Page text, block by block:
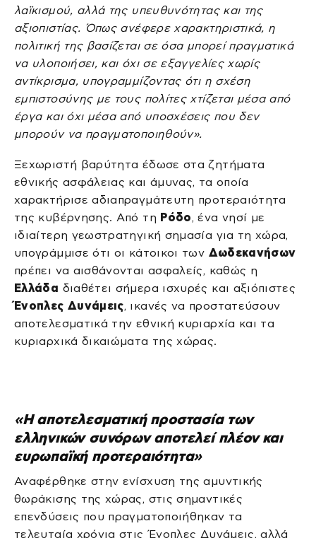
λαϊκισμού, αλλά της υπευθυνότητας και της
αξιοπιστίας. Όπως ανέφερε χαρακτηριστικά, η
πολιτική της βασίζεται σε όσα μπορεί πραγματικά
να υλοποιήσει, και όχι σε εξαγγελίες χωρίς
αντίκρισμα, υπογραμμίζοντας ότι η σχέση
εμπιστοσύνης με τους πολίτες χτίζεται μέσα από
έργα και όχι μέσα από υποσχέσεις που δεν
μπορούν να πραγματοποιηθούν».
Ξεχωριστή βαρύτητα έδωσε στα ζητήματα
εθνικής ασφάλειας και άμυνας, τα οποία
χαρακτήρισε αδιαπραγμάτευτη προτεραιότητα
της κυβέρνησης. Από τη Ρόδο, ένα νησί με
ιδιαίτερη γεωστρατηγική σημασία για τη χώρα,
υπογράμμισε ότι οι κάτοικοι των Δωδεκανήσων
πρέπει να αισθάνονται ασφαλείς, καθώς η
Ελλάδα διαθέτει σήμερα ισχυρές και αξιόπιστες
Ένοπλες Δυνάμεις, ικανές να προστατεύσουν
αποτελεσματικά την εθνική κυριαρχία και τα
κυριαρχικά δικαιώματα της χώρας.
«Η αποτελεσματική προστασία των
ελληνικών συνόρων αποτελεί πλέον και
ευρωπαϊκή προτεραιότητα»
Αναφέρθηκε στην ενίσχυση της αμυντικής
θωράκισης της χώρας, στις σημαντικές
επενδύσεις που πραγματοποιήθηκαν τα
τελευταία χρόνια στις Ένοπλες Δυνάμεις, αλλά